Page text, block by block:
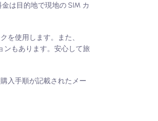
は目的地で現地の SIM カ
を使用します。また、
ンもあります。安心して旅
入手順が記載されたメー